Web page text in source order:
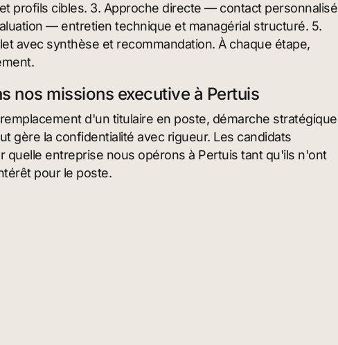
profils cibles. 3. Approche directe — contact personnalisé
— entretien technique et managérial structuré. 5.
avec synthèse et recommandation. À chaque étape,
nos missions executive à Pertuis
d'un titulaire en poste, démarche stratégique
gère la confidentialité avec rigueur. Les candidats
quelle entreprise nous opérons à Pertuis tant qu'ils n'ont
pour le poste.